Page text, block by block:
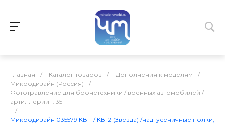
Главная / Каталог товаров / Дополнения к моделям
/
Микродизайн (Россия)
/
Фототравление для бронетехники / военных автомобилей /
артиллерии 1: 35
/
Микродизайн 035579 КВ-1 / КВ-2 (Звезда) /надгусеничные полки,